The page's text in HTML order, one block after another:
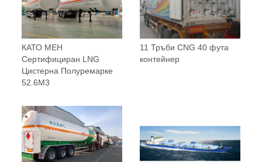
КАТО МЕН
Сертифициран LNG
Цистерна Полуремарке
52.6M3
11 Тръби CNG 40 фута
контейнер